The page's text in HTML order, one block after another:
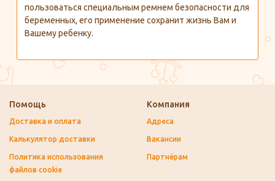
пользоваться специальным ремнем безопасности для
беременных, его применение сохранит жизнь Вам и
Вашему ребенку.
Помощь
Доставка и оплата
Калькулятор доставки
Политика использования
файлов cookie
Компания
Адреса
Вакансии
Партнёрам